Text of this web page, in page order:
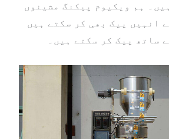
ہم ویکیوم پیکنگ مشینوں
انہیں پیک بھی کر سکتے ہیں
ساتھ پیک کر سکتے ہیں۔